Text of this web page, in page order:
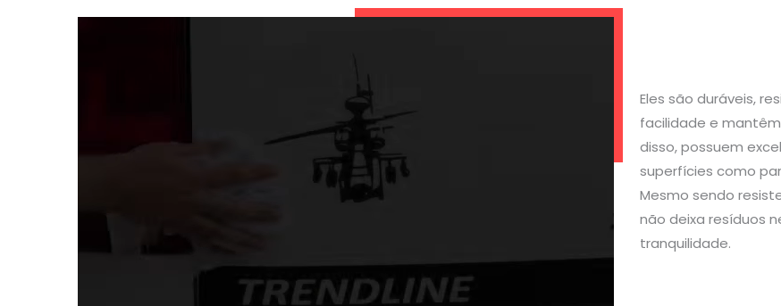
Eles são duráveis,
facilidade e
disso, possuem
superfícies como
Mesmo sendo
não deixa resíduos
tranquilidade.